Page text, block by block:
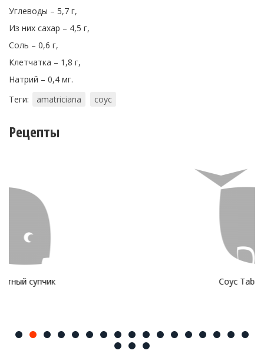
Углеводы – 5,7 г,
Из них сахар – 4,5 г,
Соль – 0,6 г,
Клетчатка – 1,8 г,
Натрий – 0,4 мг.
Теги:
amatriciana соус
Рецепты